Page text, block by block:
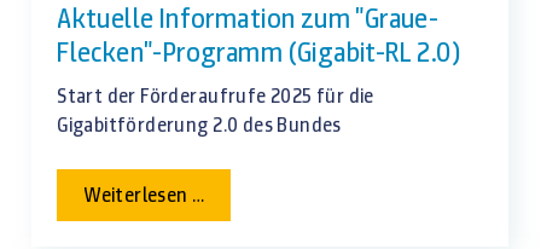
Aktuelle Information zum "Graue-
Flecken"-Programm (Gigabit-RL 2.0)
Start der Förderaufrufe 2025 für die
Gigabitförderung 2.0 des Bundes
Weiterlesen …Aktuelle
Information